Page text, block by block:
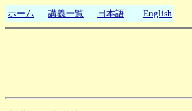
ホーム 講義一覧 日本語 English